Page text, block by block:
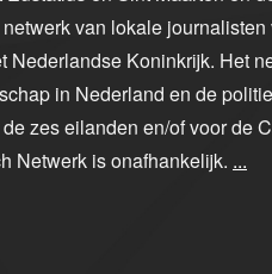
van lokale
Nederlandse Koninkrijk. Het
in Nederland en de
zes eilanden en/of voor de
Netwerk is onafhankelijk. ...